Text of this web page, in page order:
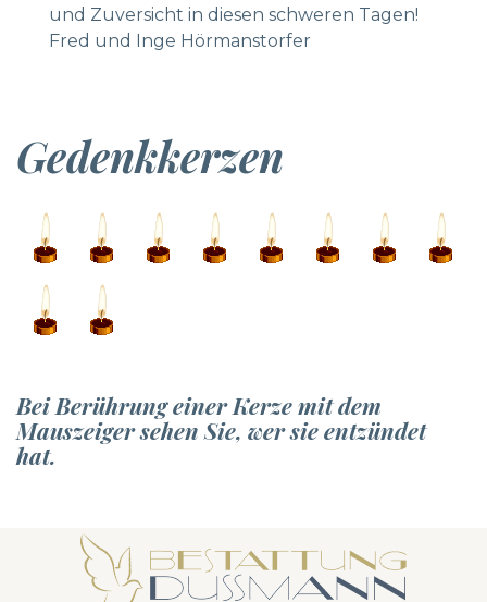
und Zuversicht in diesen schweren Tagen!
Fred und Inge Hörmanstorfer
Gedenkkerzen
Bei Berührung einer Kerze mit dem
Mauszeiger sehen Sie, wer sie entzündet
hat.